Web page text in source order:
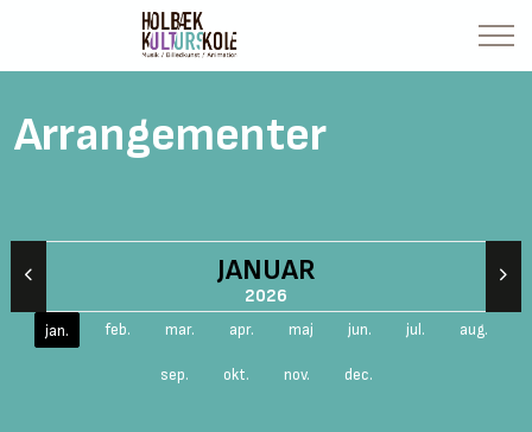
Arrangementer
JANUAR
2026
jan. feb. mar. apr. maj jun. jul. aug.
sep. okt. nov. dec.